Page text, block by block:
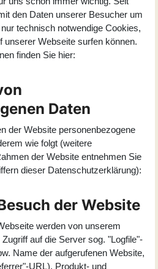
den Daten unserer Besucher um
technisch notwendige Cookies,
unserer Webseite surfen können.
finden Sie hier:
Daten
der Website personenbezogene
wie folgt (weitere
der Website entnehmen Sie
dieser Datenschutzerklärung):
der Website
werden von unserem
auf die Server sog. "Logfile"-
Name der aufgerufenen Website,
URL), Produkt- und